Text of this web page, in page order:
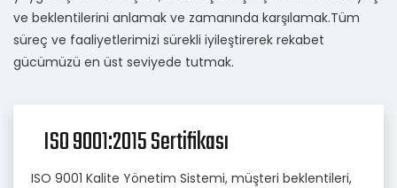
ve beklentilerini anlamak ve zamanında karşılamak.Tüm
süreç ve faaliyetlerimizi sürekli iyileştirerek rekabet
gücümüzü en üst seviyede tutmak.
ISO 9001:2015 Sertifikası
ISO 9001 Kalite Yönetim Sistemi, müşteri beklentileri,